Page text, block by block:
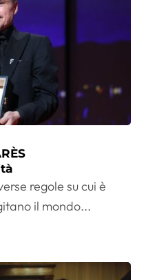
regole su cui è
il mondo...